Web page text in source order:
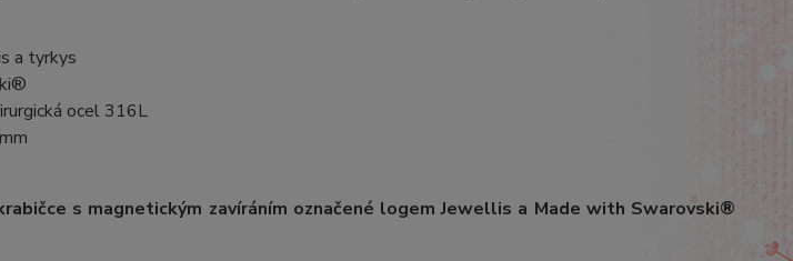
a tyrkys
ocel 316L
s magnetickým zavíráním označené logem Jewellis a Made with Swarovski®